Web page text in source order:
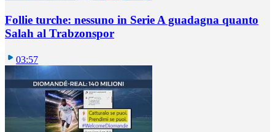
Follie turche: nessuno in Serie A guadagna quanto
Salah al Trabzonspor
03:57